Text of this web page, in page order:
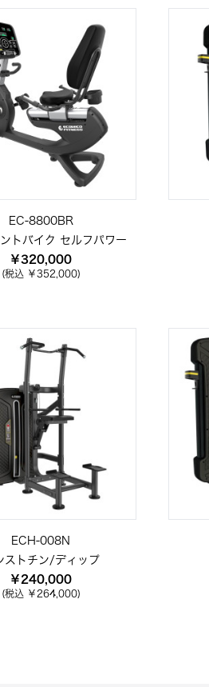
EC-8800BR
トバイク セルフパワー
￥320,000
(税込 ￥352,000)
ECH-008N
ストチン/ディップ
￥240,000
(税込 ￥264,000)